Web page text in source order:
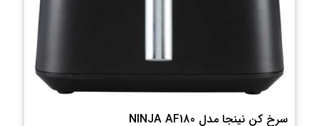
سرخ کن نینجا مدل NINJA AF180